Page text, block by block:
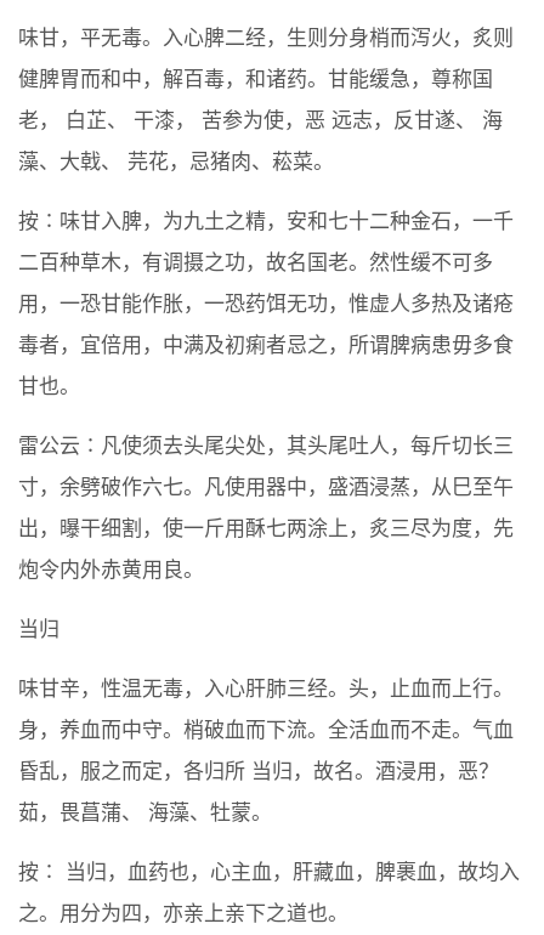
味甘，平无毒。入心脾二经，生则分身梢而泻火，炙则
健脾胃而和中，解百毒，和诸药。甘能缓急，尊称国
老， 白芷、 干漆， 苦参为使，恶 远志，反甘遂、 海
藻、大戟、 芫花，忌猪肉、菘菜。
按∶味甘入脾，为九土之精，安和七十二种金石，一千
二百种草木，有调摄之功，故名国老。然性缓不可多
用，一恐甘能作胀，一恐药饵无功，惟虚人多热及诸疮
毒者，宜倍用，中满及初痢者忌之，所谓脾病患毋多食
甘也。
雷公云∶凡使须去头尾尖处，其头尾吐人，每斤切长三
寸，余劈破作六七。凡使用器中，盛酒浸蒸，从巳至午
出，曝干细割，使一斤用酥七两涂上，炙三尽为度，先
炮令内外赤黄用良。
当归
味甘辛，性温无毒，入心肝肺三经。头，止血而上行。
身，养血而中守。梢破血而下流。全活血而不走。气血
昏乱，服之而定，各归所 当归，故名。酒浸用，恶？
茹，畏菖蒲、 海藻、牡蒙。
按∶ 当归，血药也，心主血，肝藏血，脾裹血，故均入
之。用分为四，亦亲上亲下之道也。